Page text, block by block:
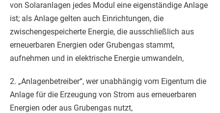
von Solaranlagen jedes Modul eine eigenständige Anlage
ist; als Anlage gelten auch Einrichtungen, die
zwischengespeicherte Energie, die ausschließlich aus
erneuerbaren Energien oder Grubengas stammt,
aufnehmen und in elektrische Energie umwandeln,
2. „Anlagenbetreiber“, wer unabhängig vom Eigentum die
Anlage für die Erzeugung von Strom aus erneuerbaren
Energien oder aus Grubengas nutzt,